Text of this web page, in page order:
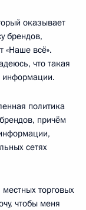
оказывает
брендов,
«Наше всё».
что такая
информации.
политика
причём
сетях
торговых
чтобы меня